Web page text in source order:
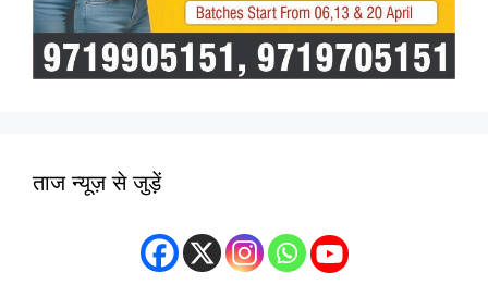
ताज न्यूज़ से जुड़ें